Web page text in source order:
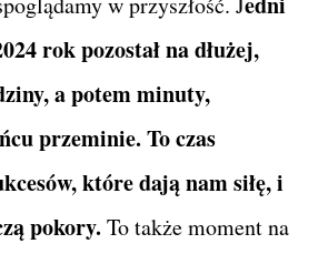
rok pozostał na dłużej,
a potem minuty,
przeminie. To czas
które dają nam siłę, i
pokory. To także moment na